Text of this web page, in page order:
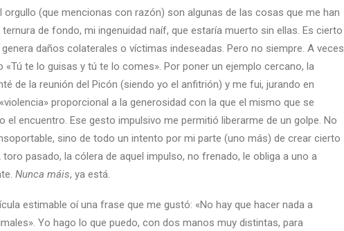
orgullo (que mencionas con razón) son algunas de las cosas que me han
ternura de fondo, mi ingenuidad naíf, que estaría muerto sin ellas. Es cierto
daños colaterales o víctimas indeseadas. Pero no siempre. A veces
«Tú te lo guisas y tú te lo comes». Por poner un ejemplo cercano, la
de la reunión del Picón (siendo yo el anfitrión) y me fui, jurando en
proporcional a la generosidad con la que el mismo que se
el encuentro. Ese gesto impulsivo me permitió liberarme de un golpe. No
sino de todo un intento por mi parte (uno más) de crear cierto
pasado, la cólera de aquel impulso, no frenado, le obliga a uno a
Nunca máis, ya está.
estimable oí una frase que me gustó: «No hay que hacer nada a
Yo hago lo que puedo, con dos manos muy distintas, para